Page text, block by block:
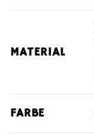
MATERIAL
FARBE